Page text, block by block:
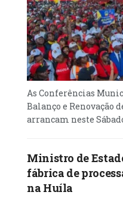
As Conferências
Balanço e Renovação
arrancam neste
Ministro de
fábrica de
na Huíla